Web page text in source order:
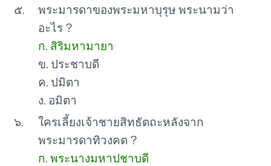
๕.
พระมารดาของพระมหาบุรุษ พระนามว่า
อะไร ?
ก. สิริมหามายา
ข. ประชาบดี
ค. ปมิตา
ง. อมิตา
๖.
ใครเลี้ยงเจ้าชายสิทธัตถะหลังจาก
พระมารดาทิวงคต ?
ก. พระนางมหาปชาบดี